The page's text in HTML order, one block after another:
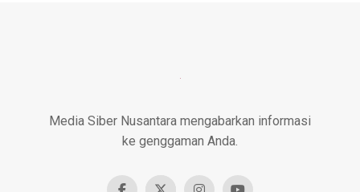
Media Siber Nusantara mengabarkan informasi
ke genggaman Anda.